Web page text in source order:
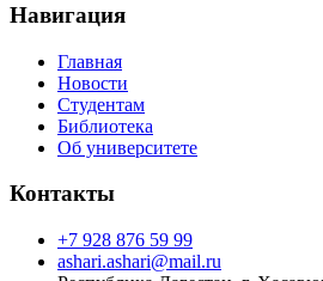
Навигация
Главная
Новости
Студентам
Библиотека
Об университете
Контакты
+7 928 876 59 99
ashari.ashari@mail.ru